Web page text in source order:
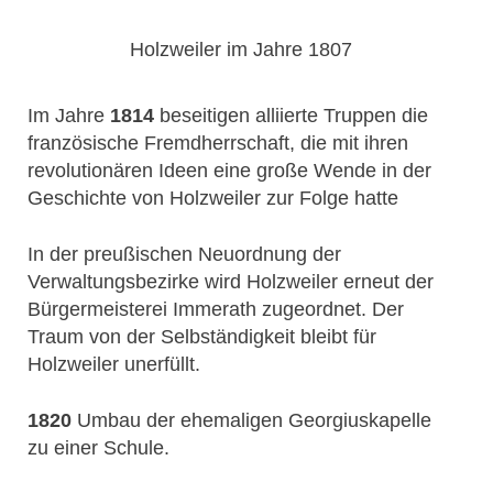
Holzweiler im Jahre 1807
Im Jahre 1814 beseitigen alliierte Truppen die
französische Fremdherrschaft, die mit ihren
revolutionären Ideen eine große Wende in der
Geschichte von Holzweiler zur Folge hatte
In der preußischen Neuordnung der
Verwaltungsbezirke wird Holzweiler erneut der
Bürgermeisterei Immerath zugeordnet. Der
Traum von der Selbständigkeit bleibt für
Holzweiler unerfüllt.
1820 Umbau der ehemaligen Georgiuskapelle
zu einer Schule.